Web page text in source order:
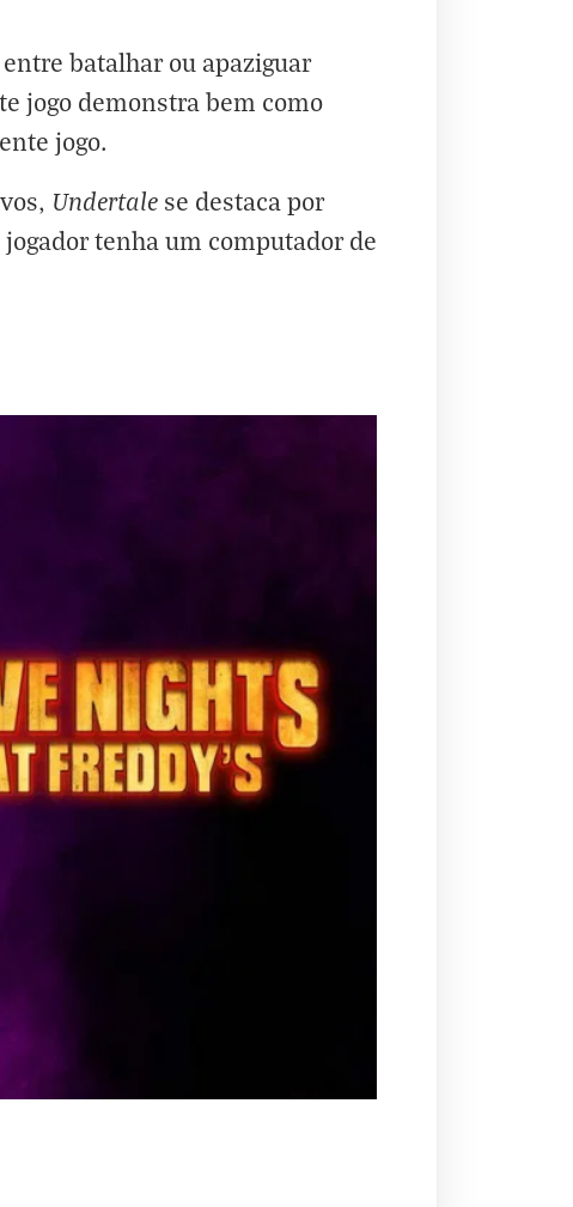
batalhar ou apaziguar
jogo demonstra bem como
jogo.
Undertale se destaca por
tenha um computador de